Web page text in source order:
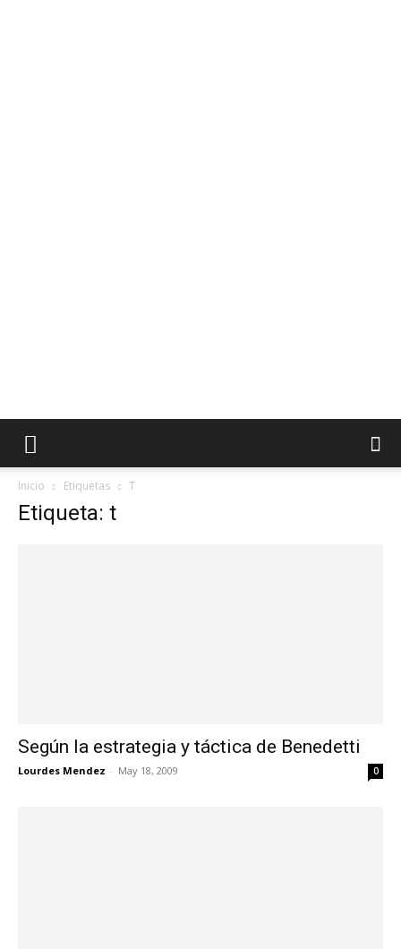
Inicio Etiquetas T
Etiqueta: t
Según la estrategia y táctica de Benedetti
Lourdes Mendez - May 18, 2009 0